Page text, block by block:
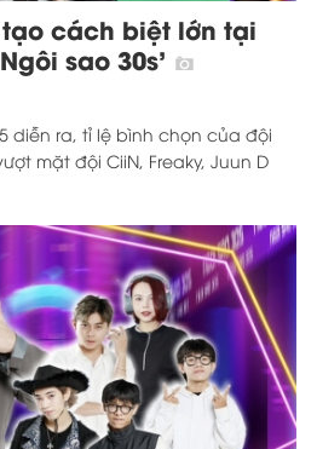
cách biệt lớn tại
sao 30s’
diễn ra, tỉ lệ bình chọn của đội
mặt đội CiiN, Freaky, Juun D